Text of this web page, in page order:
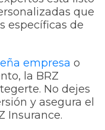
que
específicas de
empresa o
la BRZ
No dejes
y asegura el
Insurance.